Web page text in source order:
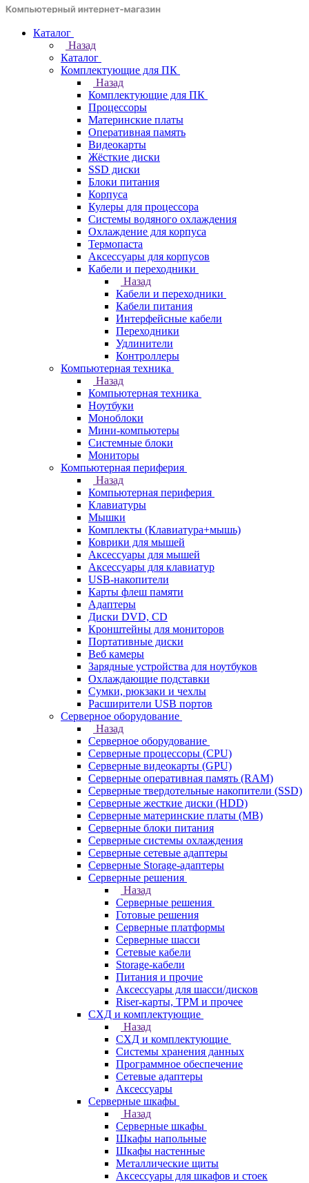
Каталог
Назад
Каталог
Комплектующие для ПК
Назад
Комплектующие для ПК
Процессоры
Материнские платы
Оперативная память
Видеокарты
Жёсткие диски
SSD диски
Блоки питания
Корпуса
Кулеры для процессора
Системы водяного охлаждения
Охлаждение для корпуса
Термопаста
Аксессуары для корпусов
Кабели и переходники
Назад
Кабели и переходники
Кабели питания
Интерфейсные кабели
Переходники
Удлинители
Контроллеры
Компьютерная техника
Назад
Компьютерная техника
Ноутбуки
Моноблоки
Мини-компьютеры
Системные блоки
Мониторы
Компьютерная периферия
Назад
Компьютерная периферия
Клавиатуры
Мышки
Комплекты (Клавиатура+мышь)
Коврики для мышей
Аксессуары для мышей
Аксессуары для клавиатур
USB-накопители
Карты флеш памяти
Адаптеры
Диски DVD, CD
Кронштейны для мониторов
Портативные диски
Веб камеры
Зарядные устройства для ноутбуков
Охлаждающие подставки
Сумки, рюкзаки и чехлы
Расширители USB портов
Серверное оборудование
Назад
Серверное оборудование
Серверные процессоры (CPU)
Серверные видеокарты (GPU)
Серверные оперативная память (RAM)
Серверные твердотельные накопители (SSD)
Серверные жесткие диски (HDD)
Серверные материнские платы (MB)
Серверные блоки питания
Серверные системы охлаждения
Серверные сетевые адаптеры
Серверные Storage-адаптеры
Серверные решения
Назад
Серверные решения
Готовые решения
Серверные платформы
Серверные шасси
Сетевые кабели
Storage-кабели
Питания и прочие
Аксессуары для шасси/дисков
Riser-карты, TPM и прочее
СХД и комплектующие
Назад
СХД и комплектующие
Системы хранения данных
Программное обеспечение
Сетевые адаптеры
Аксессуары
Серверные шкафы
Назад
Серверные шкафы
Шкафы напольные
Шкафы настенные
Металлические щиты
Аксессуары для шкафов и стоек